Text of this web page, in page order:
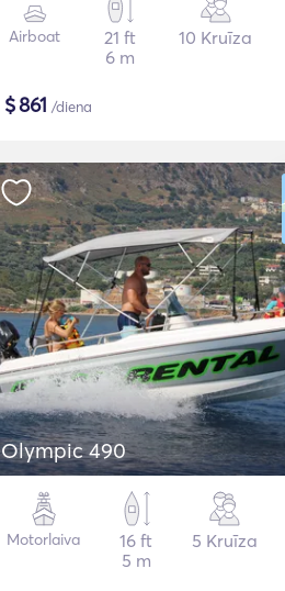
Airboat
21 ft
6 m
10 Kruīza
$861 /diena
Olympic 490
Motorlaiva
16 ft
5 m
5 Kruīza